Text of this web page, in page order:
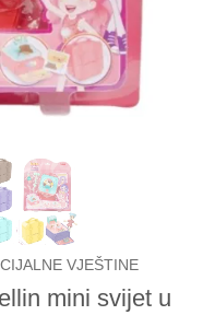
VJEŠTINE
mini svijet u